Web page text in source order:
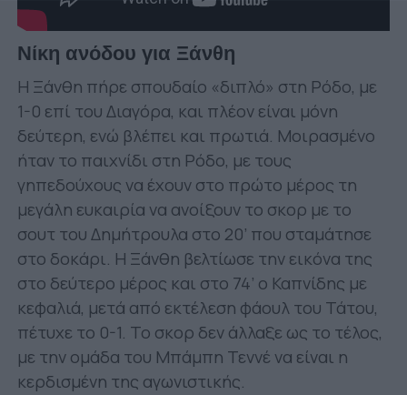
Νίκη ανόδου για Ξάνθη
Η Ξάνθη πήρε σπουδαίο «διπλό» στη Ρόδο, με
1-0 επί του Διαγόρα, και πλέον είναι μόνη
δεύτερη, ενώ βλέπει και πρωτιά. Μοιρασμένο
ήταν το παιχνίδι στη Ρόδο, με τους
γηπεδούχους να έχουν στο πρώτο μέρος τη
μεγάλη ευκαιρία να ανοίξουν το σκορ με το
σουτ του Δημήτρουλα στο 20’ που σταμάτησε
στο δοκάρι. Η Ξάνθη βελτίωσε την εικόνα της
στο δεύτερο μέρος και στο 74’ ο Καπνίδης με
κεφαλιά, μετά από εκτέλεση φάουλ του Τάτου,
πέτυχε το 0-1. Το σκορ δεν άλλαξε ως το τέλος,
με την ομάδα του Μπάμπη Τεννέ να είναι η
κερδισμένη της αγωνιστικής.